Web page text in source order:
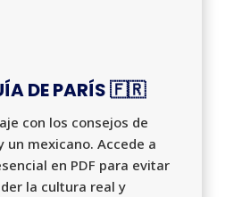
DE PARÍS 🇫🇷
con los consejos de
un mexicano. Accede a
en PDF para evitar
la cultura real y